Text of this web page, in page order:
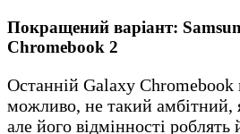
Покращений варіант:
Chromebook 2
Останній Galaxy Chromebook
можливо, не такий амбітний,
але його відмінності роблять